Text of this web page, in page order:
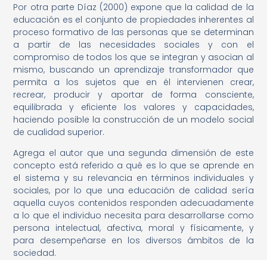
Por otra parte Díaz (2000) expone que la calidad de la
educación es el conjunto de propiedades inherentes al
proceso formativo de las personas que se determinan
a partir de las necesidades sociales y con el
compromiso de todos los que se integran y asocian al
mismo, buscando un aprendizaje transformador que
permita a los sujetos que en él intervienen crear,
recrear, producir y aportar de forma consciente,
equilibrada y eficiente los valores y capacidades,
haciendo posible la construcción de un modelo social
de cualidad superior.
Agrega el autor que una segunda dimensión de este
concepto está referido a qué es lo que se aprende en
el sistema y su relevancia en términos individuales y
sociales, por lo que una educación de calidad sería
aquella cuyos contenidos responden adecuadamente
a lo que el individuo necesita para desarrollarse como
persona intelectual, afectiva, moral y físicamente, y
para desempeñarse en los diversos ámbitos de la
sociedad.